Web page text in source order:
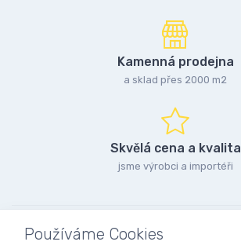
Kamenná prodejna
a sklad přes 2000 m2
Skvělá cena a kvalita
jsme výrobci a importéři
Používáme Cookies